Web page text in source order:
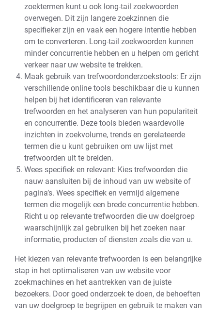
zoektermen kunt u ook long-tail zoekwoorden
overwegen. Dit zijn langere zoekzinnen die
specifieker zijn en vaak een hogere intentie hebben
om te converteren. Long-tail zoekwoorden kunnen
minder concurrentie hebben en u helpen om gericht
verkeer naar uw website te trekken.
Maak gebruik van trefwoordonderzoekstools: Er zijn
verschillende online tools beschikbaar die u kunnen
helpen bij het identificeren van relevante
trefwoorden en het analyseren van hun populariteit
en concurrentie. Deze tools bieden waardevolle
inzichten in zoekvolume, trends en gerelateerde
termen die u kunt gebruiken om uw lijst met
trefwoorden uit te breiden.
Wees specifiek en relevant: Kies trefwoorden die
nauw aansluiten bij de inhoud van uw website of
pagina’s. Wees specifiek en vermijd algemene
termen die mogelijk een brede concurrentie hebben.
Richt u op relevante trefwoorden die uw doelgroep
waarschijnlijk zal gebruiken bij het zoeken naar
informatie, producten of diensten zoals die van u.
Het kiezen van relevante trefwoorden is een belangrijke
stap in het optimaliseren van uw website voor
zoekmachines en het aantrekken van de juiste
bezoekers. Door goed onderzoek te doen, de behoeften
van uw doelgroep te begrijpen en gebruik te maken van